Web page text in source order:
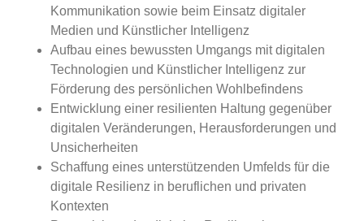
Kommunikation sowie beim Einsatz digitaler
Medien und Künstlicher Intelligenz
Aufbau eines bewussten Umgangs mit digitalen
Technologien und Künstlicher Intelligenz zur
Förderung des persönlichen Wohlbefindens
Entwicklung einer resilienten Haltung gegenüber
digitalen Veränderungen, Herausforderungen und
Unsicherheiten
Schaffung eines unterstützenden Umfelds für die
digitale Resilienz in beruflichen und privaten
Kontexten